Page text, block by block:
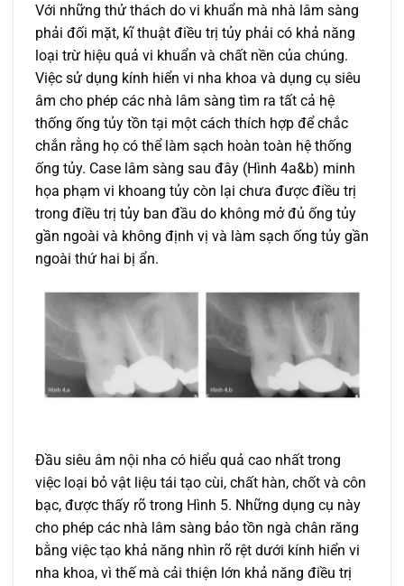
Với những thử thách do vi khuẩn mà nhà lâm sàng
phải đối mặt, kĩ thuật điều trị tủy phải có khả năng
loại trừ hiệu quả vi khuẩn và chất nền của chúng.
Việc sử dụng kính hiển vi nha khoa và dụng cụ siêu
âm cho phép các nhà lâm sàng tìm ra tất cả hệ
thống ống tủy tồn tại một cách thích hợp để chắc
chắn rằng họ có thể làm sạch hoàn toàn hệ thống
ống tủy. Case lâm sàng sau đây (Hình 4a&b) minh
họa phạm vi khoang tủy còn lại chưa được điều trị
trong điều trị tủy ban đầu do không mở đủ ống tủy
gần ngoài và không định vị và làm sạch ống tủy gần
ngoài thứ hai bị ẩn.
Đầu siêu âm nội nha có hiểu quả cao nhất trong
việc loại bỏ vật liệu tái tạo cùi, chất hàn, chốt và côn
bạc, được thấy rõ trong Hình 5. Những dụng cụ này
cho phép các nhà lâm sàng bảo tồn ngà chân răng
bằng việc tạo khả năng nhìn rõ rệt dưới kính hiển vi
nha khoa, vì thế mà cải thiện lớn khả năng điều trị